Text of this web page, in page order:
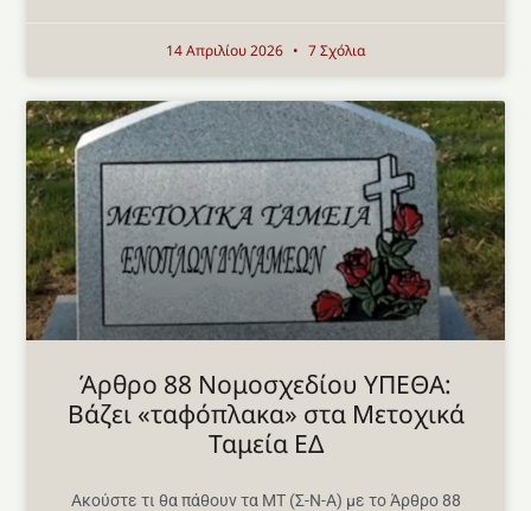
14 Απριλίου 2026 7 Σχόλια
Άρθρο 88 Νομοσχεδίου ΥΠΕΘΑ:
Βάζει «ταφόπλακα» στα Μετοχικά
Ταμεία ΕΔ
Ακούστε τι θα πάθουν τα ΜΤ (Σ-Ν-Α) με το Άρθρο 88